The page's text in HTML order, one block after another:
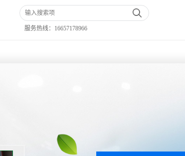
服务热线： 16657178966